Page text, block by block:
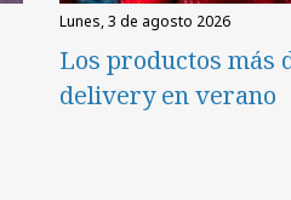
lunes, 3 de agosto 2026
Los productos más
delivery en verano